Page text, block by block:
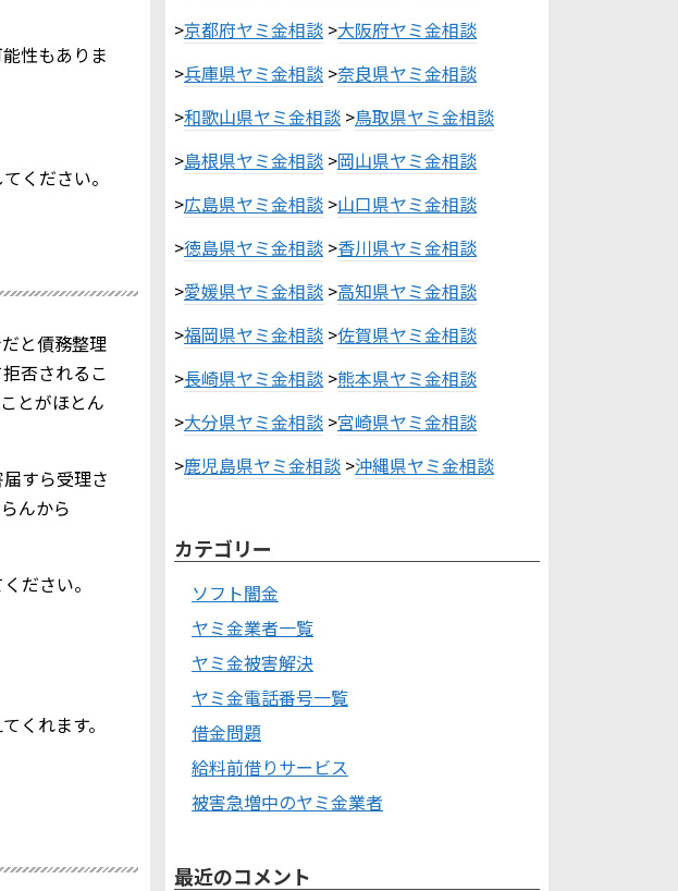
性もありま
ください。
と債務整理
否されるこ
とがほとん
すら受理さ
んから
ださい。
くれます。
>京都府ヤミ金相談 >大阪府ヤミ金相談
>兵庫県ヤミ金相談 >奈良県ヤミ金相談
>和歌山県ヤミ金相談 >鳥取県ヤミ金相談
>島根県ヤミ金相談 >岡山県ヤミ金相談
>広島県ヤミ金相談 >山口県ヤミ金相談
>徳島県ヤミ金相談 >香川県ヤミ金相談
>愛媛県ヤミ金相談 >高知県ヤミ金相談
>福岡県ヤミ金相談 >佐賀県ヤミ金相談
>長崎県ヤミ金相談 >熊本県ヤミ金相談
>大分県ヤミ金相談 >宮崎県ヤミ金相談
>鹿児島県ヤミ金相談 >沖縄県ヤミ金相談
カテゴリー
ソフト闇金
ヤミ金業者一覧
ヤミ金被害解決
ヤミ金電話番号一覧
借金問題
給料前借りサービス
被害急増中のヤミ金業者
最近のコメント